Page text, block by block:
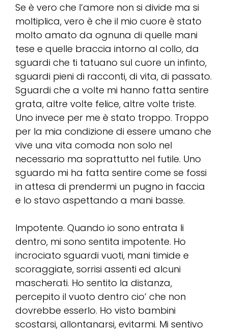
Se è vero che l’amore non si divide ma si
moltiplica, vero è che il mio cuore è stato
molto amato da ognuna di quelle mani
tese e quelle braccia intorno al collo, da
sguardi che ti tatuano sul cuore un infinto,
sguardi pieni di racconti, di vita, di passato.
Sguardi che a volte mi hanno fatta sentire
grata, altre volte felice, altre volte triste.
Uno invece per me è stato troppo. Troppo
per la mia condizione di essere umano che
vive una vita comoda non solo nel
necessario ma soprattutto nel futile. Uno
sguardo mi ha fatta sentire come se fossi
in attesa di prendermi un pugno in faccia
e lo stavo aspettando a mani basse.
Impotente. Quando io sono entrata li
dentro, mi sono sentita impotente. Ho
incrociato sguardi vuoti, mani timide e
scoraggiate, sorrisi assenti ed alcuni
mascherati. Ho sentito la distanza,
percepito il vuoto dentro cio’ che non
dovrebbe esserlo. Ho visto bambini
scostarsi, allontanarsi, evitarmi. Mi sentivo